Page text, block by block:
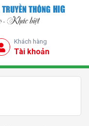
Khách hàng
Tài khoản